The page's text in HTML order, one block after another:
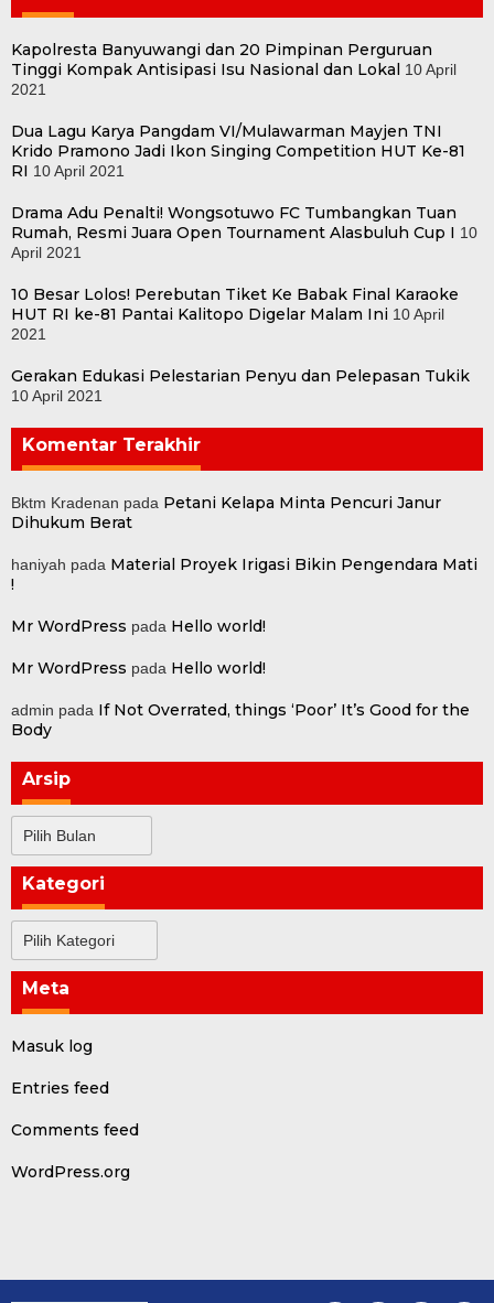
Kapolresta Banyuwangi dan 20 Pimpinan Perguruan
Tinggi Kompak Antisipasi Isu Nasional dan Lokal 10 April
2021
Dua Lagu Karya Pangdam VI/Mulawarman Mayjen TNI
Krido Pramono Jadi Ikon Singing Competition HUT Ke-81
RI 10 April 2021
Drama Adu Penalti! Wongsotuwo FC Tumbangkan Tuan
Rumah, Resmi Juara Open Tournament Alasbuluh Cup I 10
April 2021
10 Besar Lolos! Perebutan Tiket Ke Babak Final Karaoke
HUT RI ke-81 Pantai Kalitopo Digelar Malam Ini 10 April
2021
Gerakan Edukasi Pelestarian Penyu dan Pelepasan Tukik
10 April 2021
Komentar Terakhir
Bktm Kradenan pada Petani Kelapa Minta Pencuri Janur
Dihukum Berat
haniyah pada Material Proyek Irigasi Bikin Pengendara Mati
!
Mr WordPress pada Hello world!
Mr WordPress pada Hello world!
admin pada If Not Overrated, things ‘Poor’ It’s Good for the
Body
Arsip
Kategori
Meta
Masuk log
Entries feed
Comments feed
WordPress.org